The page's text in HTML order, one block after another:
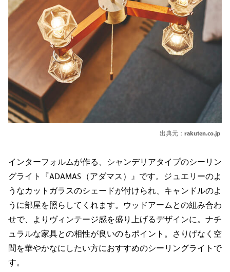
出典元： rakuten.co.jp
インターフォルムが作る、シャンデリアタイプのシーリン
グライト『ADAMAS（アダマス）』です。ジュエリーのよ
うなカットガラスのシェードが付けられ、キャンドルのよ
うに部屋を照らしてくれます。ウッドアームとの組み合わ
せで、よりヴィンテージ感を盛り上げるデザインに。ナチ
ュラルな家具との相性が良いのもポイント。さりげなく空
間を華やかなにしたい方におすすめのシーリングライトで
す。